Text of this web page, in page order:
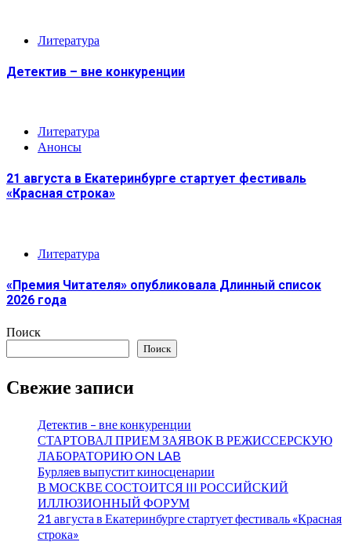
Литература
Детектив – вне конкуренции
Литература
Анонсы
21 августа в Екатеринбурге стартует фестиваль
«Красная строка»
Литература
«Премия Читателя» опубликовала Длинный список
2026 года
Поиск
Поиск
Свежие записи
Детектив – вне конкуренции
СТАРТОВАЛ ПРИЕМ ЗАЯВОК В РЕЖИССЕРСКУЮ
ЛАБОРАТОРИЮ ON LAB
Бурляев выпустит киносценарии
В МОСКВЕ СОСТОИТСЯ III РОССИЙСКИЙ
ИЛЛЮЗИОННЫЙ ФОРУМ
21 августа в Екатеринбурге стартует фестиваль «Красная
строка»